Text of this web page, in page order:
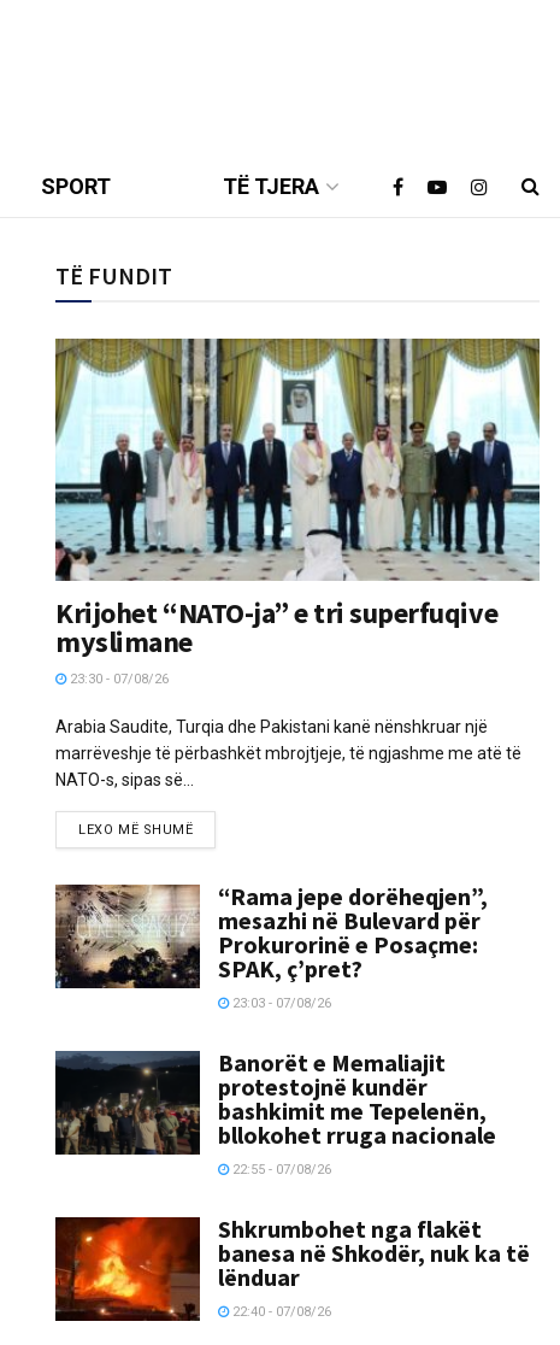
SPORT TË TJERA
TË FUNDIT
Krijohet “NATO-ja” e tri superfuqive
myslimane
23:30 - 07/08/26
Arabia Saudite, Turqia dhe Pakistani kanë nënshkruar një
marrëveshje të përbashkët mbrojtjeje, të ngjashme me atë të
NATO-s, sipas së...
LEXO MË SHUMË
“Rama jepe dorëheqjen”,
mesazhi në Bulevard për
Prokurorinë e Posaçme:
SPAK, ç’pret?
23:03 - 07/08/26
Banorët e Memaliajit
protestojnë kundër
bashkimit me Tepelenën,
bllokohet rruga nacionale
22:55 - 07/08/26
Shkrumbohet nga flakët
banesa në Shkodër, nuk ka të
lënduar
22:40 - 07/08/26